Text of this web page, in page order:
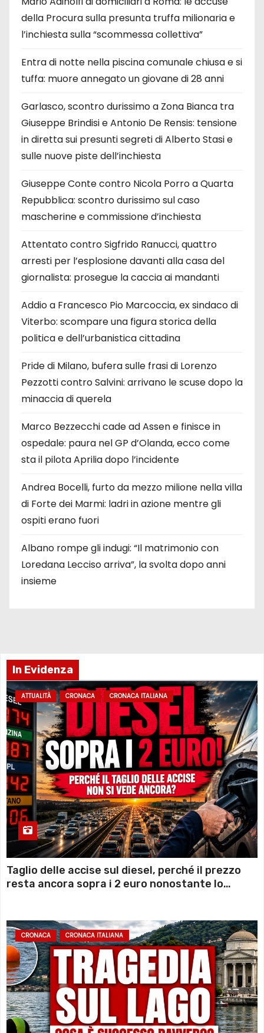
della Procura sulla presunta truffa milionaria e
l’inchiesta sulla “scommessa collettiva”
Entra di notte nella piscina comunale chiusa e si
tuffa: muore annegato un giovane di 28 anni
Garlasco, scontro durissimo a Zona Bianca tra
Giuseppe Brindisi e Antonio De Rensis: tensione
in diretta sui presunti segreti di Alberto Stasi e
sulle nuove piste dell’inchiesta
Giuseppe Conte contro Nicola Porro a Quarta
Repubblica: scontro durissimo sul caso
mascherine e commissione d’inchiesta
Attentato contro Sigfrido Ranucci, quattro
arresti per l’esplosione davanti alla casa del
giornalista: prosegue la caccia ai mandanti
Addio a Francesco Pio Marcoccia, ex sindaco di
Viterbo: scompare una figura storica della
politica e dell’urbanistica cittadina
Pride di Milano, bufera sulle frasi di Lorenzo
Pezzotti contro Salvini: arrivano le scuse dopo la
minaccia di querela
Marco Bezzecchi cade ad Assen e finisce in
ospedale: paura nel GP d’Olanda, ecco come
sta il pilota Aprilia dopo l’incidente
Andrea Bocelli, furto da mezzo milione nella villa
di Forte dei Marmi: ladri in azione mentre gli
ospiti erano fuori
Albano rompe gli indugi: “Il matrimonio con
Loredana Lecciso arriva”, la svolta dopo anni
insieme
In Evidenza
ATTUALITÀ CRONACA CRONACA ITALIANA
Taglio delle accise sul diesel, perché il prezzo
resta ancora sopra i 2 euro nonostante lo
CRONACA CRONACA ITALIANA